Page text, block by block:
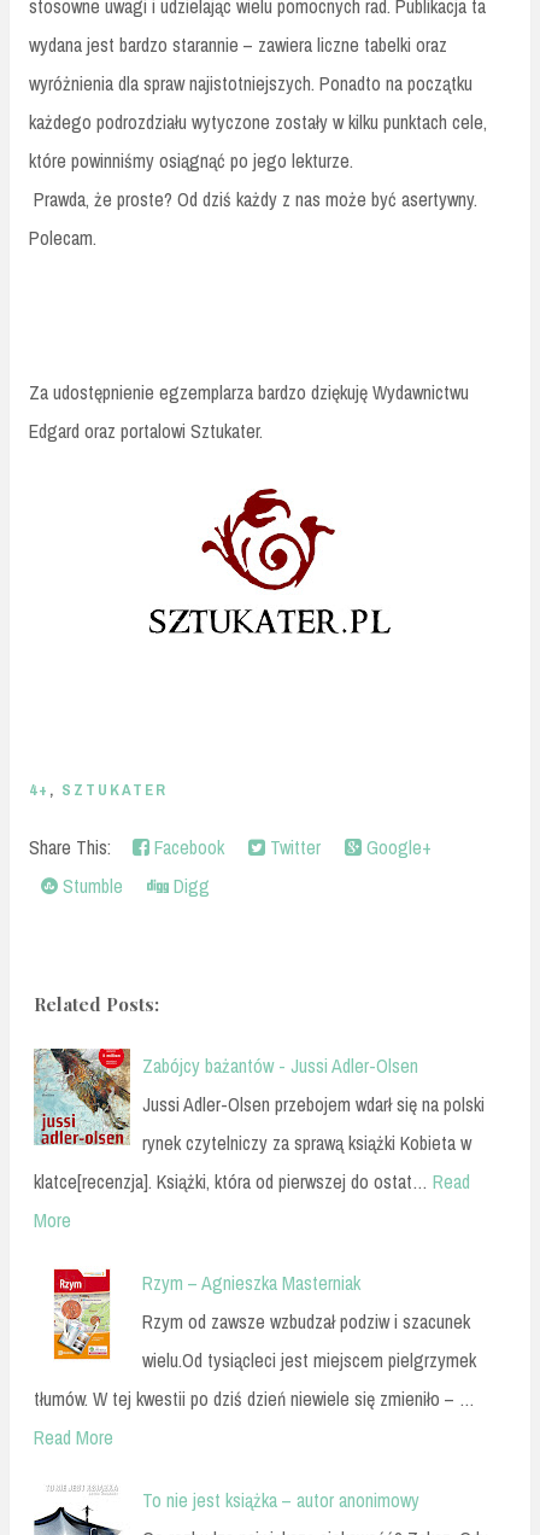
stosowne uwagi i udzielając wielu pomocnych rad. Publikacja ta
wydana jest bardzo starannie – zawiera liczne tabelki oraz
wyróżnienia dla spraw najistotniejszych. Ponadto na początku
każdego podrozdziału wytyczone zostały w kilku punktach cele,
które powinniśmy osiągnąć po jego lekturze.
Prawda, że proste? Od dziś każdy z nas może być asertywny.
Polecam.
Za udostępnienie egzemplarza bardzo dziękuję Wydawnictwu
Edgard oraz portalowi Sztukater.
4+ , SZTUKATER
Share This: Facebook Twitter
Google+
Stumble
Digg
Related Posts:
Zabójcy bażantów - Jussi Adler-Olsen
Jussi Adler-Olsen przebojem wdarł się na polski
rynek czytelniczy za sprawą książki Kobieta w
klatce[recenzja]. Książki, która od pierwszej do ostat… Read
More
Rzym – Agnieszka Masterniak
Rzym od zawsze wzbudzał podziw i szacunek
wielu.Od tysiącleci jest miejscem pielgrzymek
tłumów. W tej kwestii po dziś dzień niewiele się zmieniło – …
Read More
To nie jest książka – autor anonimowy